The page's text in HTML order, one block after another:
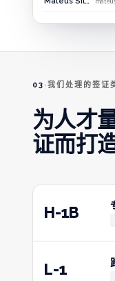
03 ·我们处理的签证
为人才
证而打造
H-1B
L-1